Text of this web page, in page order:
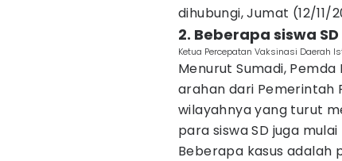
dihubungi, Jumat (12/11/
2. Beberapa siswa
Ketua Percepatan Vaksinasi Daerah
Menurut Sumadi,
arahan dari Pemerintah
wilayahnya yang turut
para siswa SD juga
Beberapa kasus adalah